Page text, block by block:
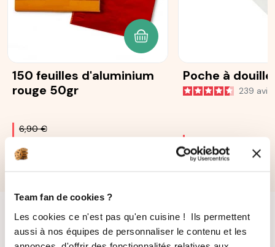
Team fan de cookies ?
Les cookies ce n'est pas qu'en cuisine ! Ils permettent
aussi à nos équipes de personnaliser le contenu et les
150 feuilles d'aluminium
rouge 50gr
6,90 €
5,87 €
AJOUTER AU PANIER
Poche à
239 avis
16,90 €